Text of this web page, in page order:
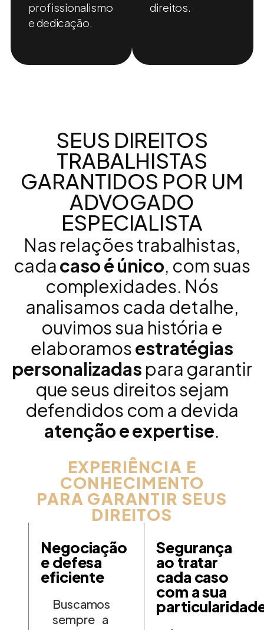
profissionalismo
e dedicação.
direitos.
SEUS DIREITOS
TRABALHISTAS
GARANTIDOS POR UM
ADVOGADO
ESPECIALISTA
Nas relações trabalhistas,
cadacaso é único, com suas
complexidades. Nós
analisamos cada detalhe,
ouvimos sua história e
elaboramosestratégias
personalizadas para garantir
que seus direitos sejam
defendidos com a devida
atenção e expertise.
EXPERIÊNCIA E
CONHECIMENTO
PARA GARANTIR SEUS
DIREITOS
Negociação
e defesa
eficiente
Buscamos
sempre a
Segurança
ao tratar
cada caso
com a sua